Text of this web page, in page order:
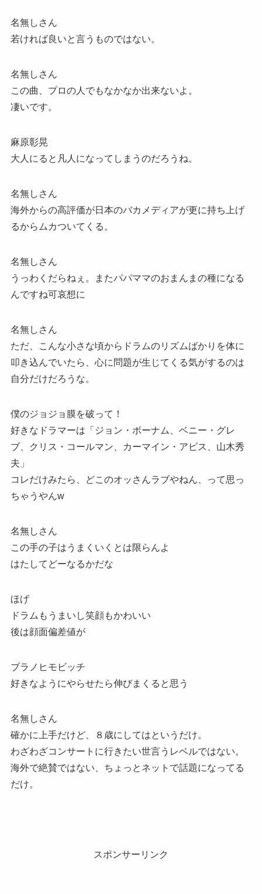
名無しさん
若ければ良いと言うものではない。
名無しさん
この曲、プロの人でもなかなか出来ないよ。
凄いです。
麻原彰晃
大人にると凡人になってしまうのだろうね。
名無しさん
海外からの高評価が日本のバカメディアが更に持ち上げ
るからムカついてくる。
名無しさん
うっわくだらねぇ。またパパママのおまんまの種になる
んですね可哀想に
名無しさん
ただ、こんな小さな頃からドラムのリズムばかりを体に
叩き込んでいたら、心に問題が生じてくる気がするのは
自分だけだろうな。
僕のジョジョ膜を破って！
好きなドラマーは「ジョン・ボーナム、ベニー・グレ
ブ、クリス・コールマン、カーマイン・アピス、山木秀
夫」
コレだけみたら、どこのオッさんラブやねん、って思っ
ちゃうやんw
名無しさん
この手の子はうまくいくとは限らんよ
はたしてどーなるかだな
ほげ
ドラムもうまいし笑顔もかわいい
後は顔面偏差値が
ブラノヒモビッチ
好きなようにやらせたら伸びまくると思う
名無しさん
確かに上手だけど、８歳にしてはというだけ。
わざわざコンサートに行きたい世言うレベルではない。
海外で絶賛ではない、ちょっとネットで話題になってる
だけ。
スポンサーリンク